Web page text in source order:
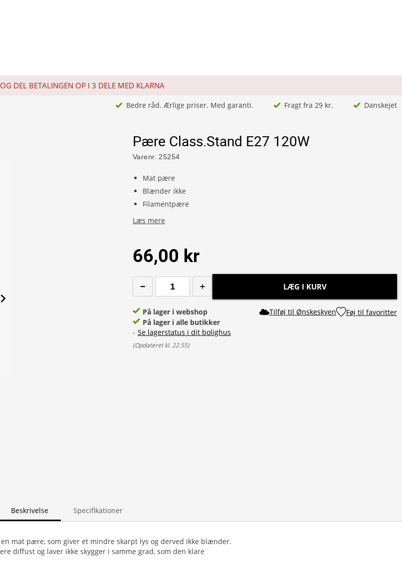
DEL BETALINGEN OP I 3 DELE MED KLARNA
Bedre råd. Ærlige priser. Med garanti. Fragt fra 29 kr. Danskejet
Pære Class.Stand E27 120W
Varenr. 25254
Mat pære
Blænder ikke
Filamentpære
Læs mere
66,00 kr
LÆG I KURV
På lager i webshop
På lager i alle butikker
- Se lagerstatus i dit bolighus
(Opdateret kl. 22.55)
Tilføj til Ønskeskyen Føj til favoritter
Beskrivelse Specifikationer
mat pære, som giver et mindre skarpt lys og derved ikke blænder.
diffust og laver ikke skygger i samme grad, som den klare